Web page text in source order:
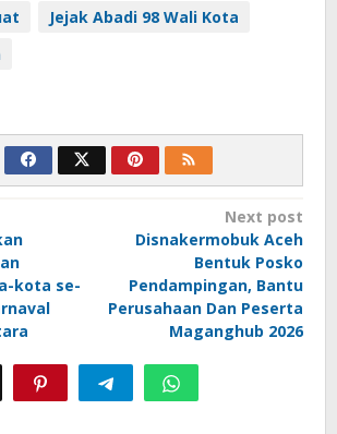
Jejak Abadi 98 Wali Kota
kota se-
Next post
Disnakermobuk Aceh
Bentuk Posko
Pendampingan, Bantu
Perusahaan Dan Peserta
Maganghub 2026